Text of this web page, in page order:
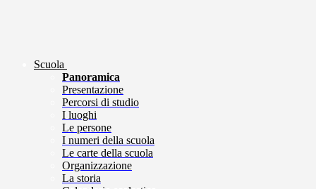
Scuola
Panoramica
Presentazione
Percorsi di studio
I luoghi
Le persone
I numeri della scuola
Le carte della scuola
Organizzazione
La storia